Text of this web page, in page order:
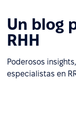
Un blog
RHH
Poderosos
especialistas en